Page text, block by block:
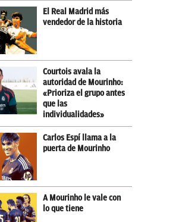
El Real Madrid más
vendedor de la historia
Courtois avala la
autoridad de Mourinho:
«Prioriza el grupo antes
que las
individualidades»
Carlos Espí llama a la
puerta de Mourinho
A Mourinho le vale con
lo que tiene